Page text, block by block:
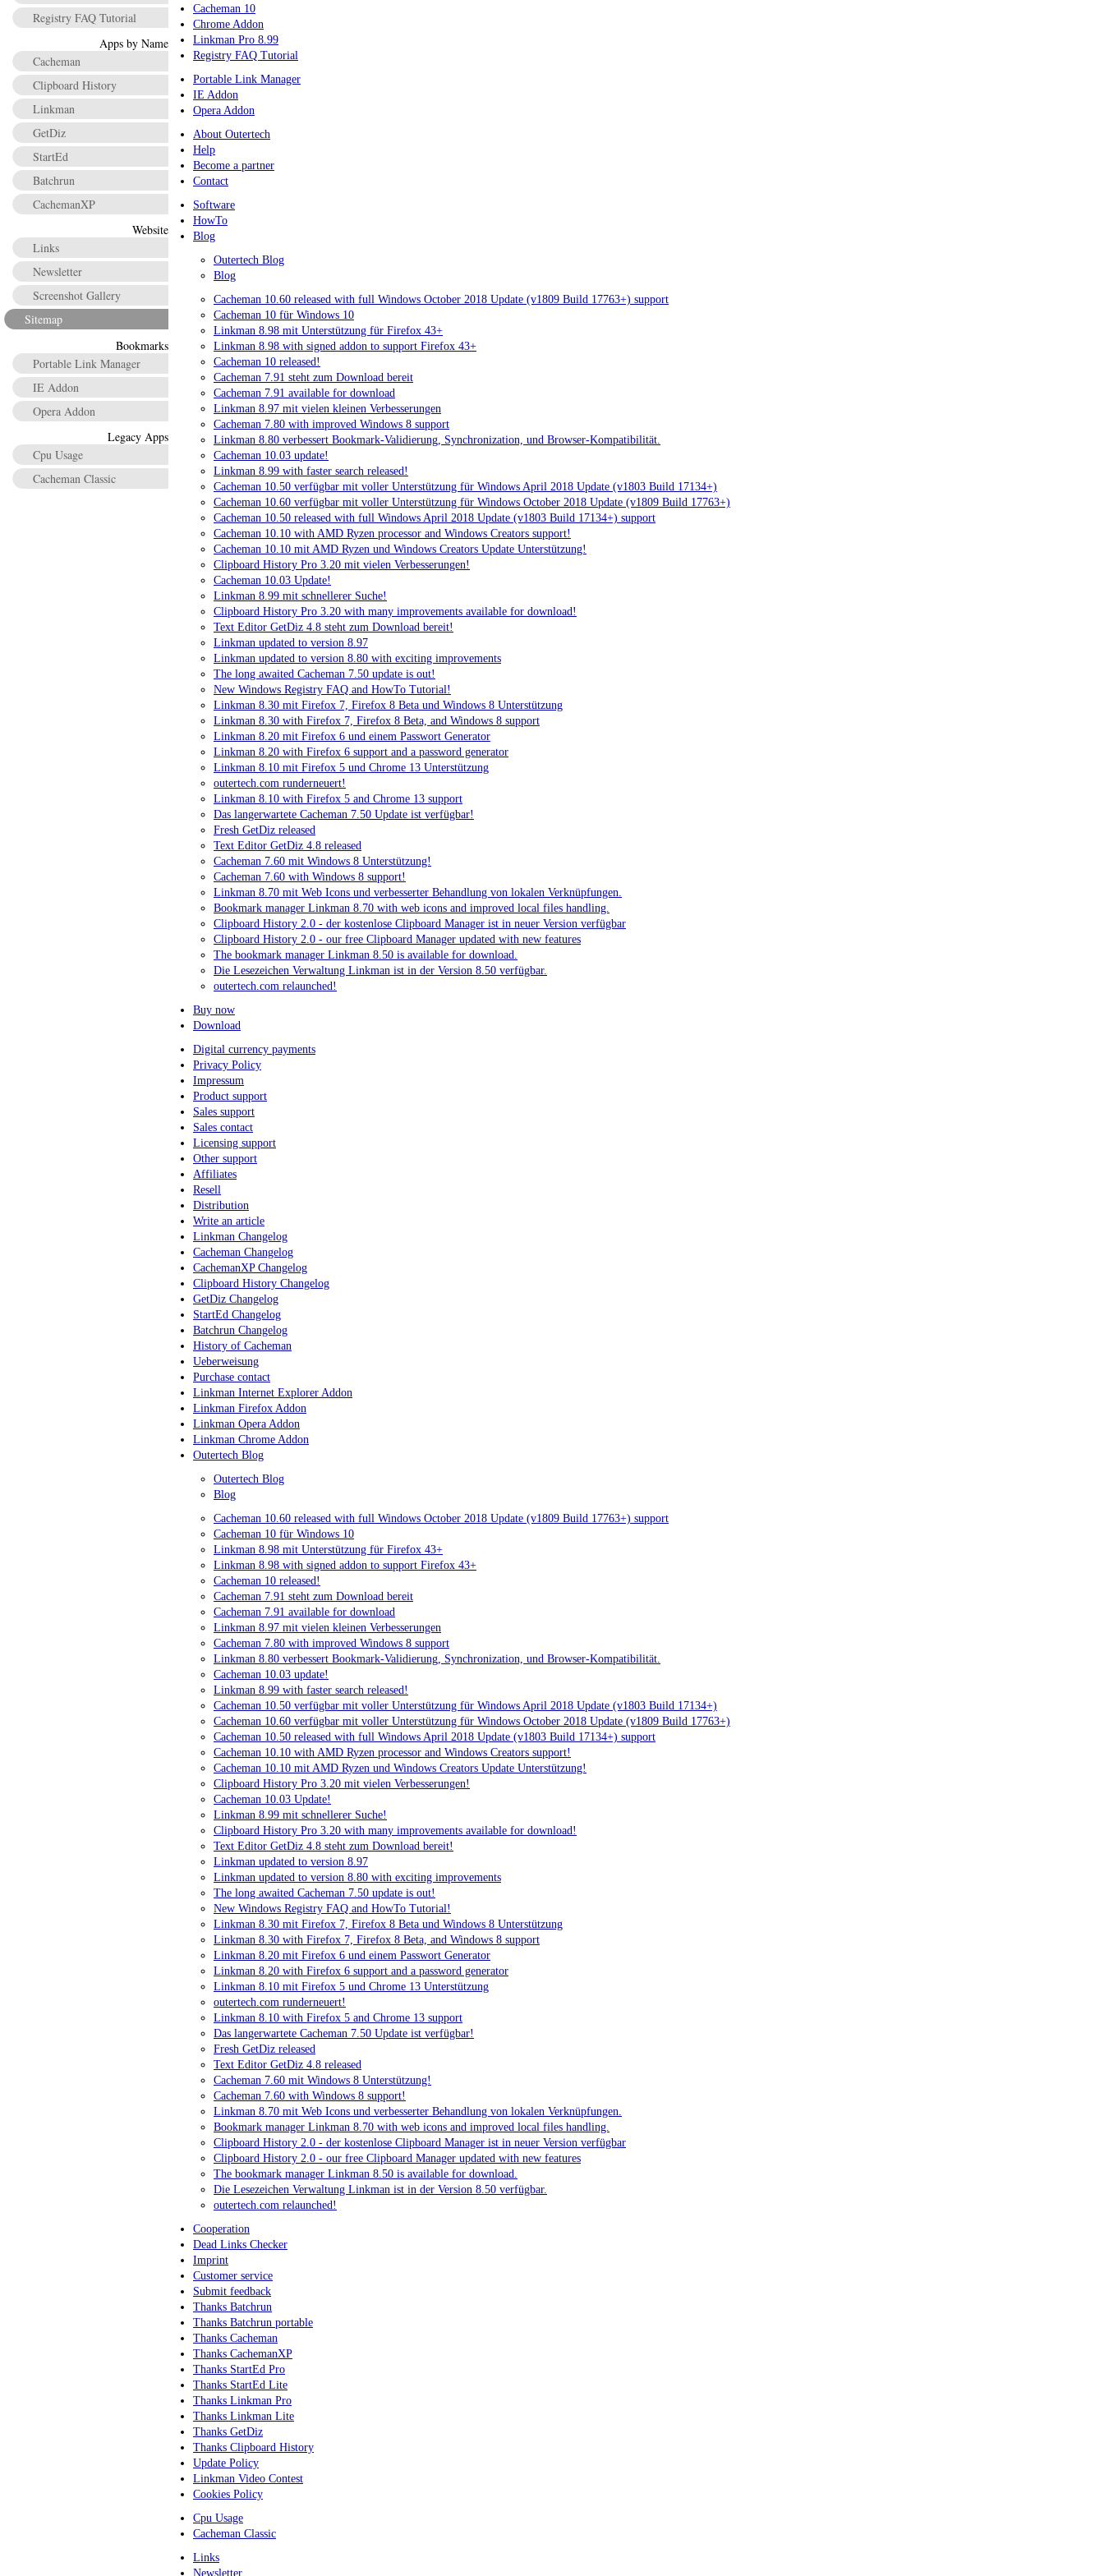
Cacheman 10
Chrome Addon
Linkman Pro 8.99
Registry FAQ Tutorial
Portable Link Manager
IE Addon
Opera Addon
About Outertech
Help
Become a partner
Contact
Software
HowTo
Blog
Outertech Blog
Blog
Cacheman 10.60 released with full Windows October 2018 Update (v1809 Build 17763+) support
Cacheman 10 für Windows 10
Linkman 8.98 mit Unterstützung für Firefox 43+
Linkman 8.98 with signed addon to support Firefox 43+
Cacheman 10 released!
Cacheman 7.91 steht zum Download bereit
Cacheman 7.91 available for download
Linkman 8.97 mit vielen kleinen Verbesserungen
Cacheman 7.80 with improved Windows 8 support
Linkman 8.80 verbessert Bookmark-Validierung, Synchronization, und Browser-Kompatibilität.
Cacheman 10.03 update!
Linkman 8.99 with faster search released!
Cacheman 10.50 verfügbar mit voller Unterstützung für Windows April 2018 Update (v1803 Build 17134+)
Cacheman 10.60 verfügbar mit voller Unterstützung für Windows October 2018 Update (v1809 Build 17763+)
Cacheman 10.50 released with full Windows April 2018 Update (v1803 Build 17134+) support
Cacheman 10.10 with AMD Ryzen processor and Windows Creators support!
Cacheman 10.10 mit AMD Ryzen und Windows Creators Update Unterstützung!
Clipboard History Pro 3.20 mit vielen Verbesserungen!
Cacheman 10.03 Update!
Linkman 8.99 mit schnellerer Suche!
Clipboard History Pro 3.20 with many improvements available for download!
Text Editor GetDiz 4.8 steht zum Download bereit!
Linkman updated to version 8.97
Linkman updated to version 8.80 with exciting improvements
The long awaited Cacheman 7.50 update is out!
New Windows Registry FAQ and HowTo Tutorial!
Linkman 8.30 mit Firefox 7, Firefox 8 Beta und Windows 8 Unterstützung
Linkman 8.30 with Firefox 7, Firefox 8 Beta, and Windows 8 support
Linkman 8.20 mit Firefox 6 und einem Passwort Generator
Linkman 8.20 with Firefox 6 support and a password generator
Linkman 8.10 mit Firefox 5 und Chrome 13 Unterstützung
outertech.com runderneuert!
Linkman 8.10 with Firefox 5 and Chrome 13 support
Das langerwartete Cacheman 7.50 Update ist verfügbar!
Fresh GetDiz released
Text Editor GetDiz 4.8 released
Cacheman 7.60 mit Windows 8 Unterstützung!
Cacheman 7.60 with Windows 8 support!
Linkman 8.70 mit Web Icons und verbesserter Behandlung von lokalen Verknüpfungen.
Bookmark manager Linkman 8.70 with web icons and improved local files handling.
Clipboard History 2.0 - der kostenlose Clipboard Manager ist in neuer Version verfügbar
Clipboard History 2.0 - our free Clipboard Manager updated with new features
The bookmark manager Linkman 8.50 is available for download.
Die Lesezeichen Verwaltung Linkman ist in der Version 8.50 verfügbar.
outertech.com relaunched!
Buy now
Download
Digital currency payments
Privacy Policy
Impressum
Product support
Sales support
Sales contact
Licensing support
Other support
Affiliates
Resell
Distribution
Write an article
Linkman Changelog
Cacheman Changelog
CachemanXP Changelog
Clipboard History Changelog
GetDiz Changelog
StartEd Changelog
Batchrun Changelog
History of Cacheman
Ueberweisung
Purchase contact
Linkman Internet Explorer Addon
Linkman Firefox Addon
Linkman Opera Addon
Linkman Chrome Addon
Outertech Blog
Outertech Blog
Blog
Cacheman 10.60 released with full Windows October 2018 Update (v1809 Build 17763+) support
Cacheman 10 für Windows 10
Linkman 8.98 mit Unterstützung für Firefox 43+
Linkman 8.98 with signed addon to support Firefox 43+
Cacheman 10 released!
Cacheman 7.91 steht zum Download bereit
Cacheman 7.91 available for download
Linkman 8.97 mit vielen kleinen Verbesserungen
Cacheman 7.80 with improved Windows 8 support
Linkman 8.80 verbessert Bookmark-Validierung, Synchronization, und Browser-Kompatibilität.
Cacheman 10.03 update!
Linkman 8.99 with faster search released!
Cacheman 10.50 verfügbar mit voller Unterstützung für Windows April 2018 Update (v1803 Build 17134+)
Cacheman 10.60 verfügbar mit voller Unterstützung für Windows October 2018 Update (v1809 Build 17763+)
Cacheman 10.50 released with full Windows April 2018 Update (v1803 Build 17134+) support
Cacheman 10.10 with AMD Ryzen processor and Windows Creators support!
Cacheman 10.10 mit AMD Ryzen und Windows Creators Update Unterstützung!
Clipboard History Pro 3.20 mit vielen Verbesserungen!
Cacheman 10.03 Update!
Linkman 8.99 mit schnellerer Suche!
Clipboard History Pro 3.20 with many improvements available for download!
Text Editor GetDiz 4.8 steht zum Download bereit!
Linkman updated to version 8.97
Linkman updated to version 8.80 with exciting improvements
The long awaited Cacheman 7.50 update is out!
New Windows Registry FAQ and HowTo Tutorial!
Linkman 8.30 mit Firefox 7, Firefox 8 Beta und Windows 8 Unterstützung
Linkman 8.30 with Firefox 7, Firefox 8 Beta, and Windows 8 support
Linkman 8.20 mit Firefox 6 und einem Passwort Generator
Linkman 8.20 with Firefox 6 support and a password generator
Linkman 8.10 mit Firefox 5 und Chrome 13 Unterstützung
outertech.com runderneuert!
Linkman 8.10 with Firefox 5 and Chrome 13 support
Das langerwartete Cacheman 7.50 Update ist verfügbar!
Fresh GetDiz released
Text Editor GetDiz 4.8 released
Cacheman 7.60 mit Windows 8 Unterstützung!
Cacheman 7.60 with Windows 8 support!
Linkman 8.70 mit Web Icons und verbesserter Behandlung von lokalen Verknüpfungen.
Bookmark manager Linkman 8.70 with web icons and improved local files handling.
Clipboard History 2.0 - der kostenlose Clipboard Manager ist in neuer Version verfügbar
Clipboard History 2.0 - our free Clipboard Manager updated with new features
The bookmark manager Linkman 8.50 is available for download.
Die Lesezeichen Verwaltung Linkman ist in der Version 8.50 verfügbar.
outertech.com relaunched!
Cooperation
Dead Links Checker
Imprint
Customer service
Submit feedback
Thanks Batchrun
Thanks Batchrun portable
Thanks Cacheman
Thanks CachemanXP
Thanks StartEd Pro
Thanks StartEd Lite
Thanks Linkman Pro
Thanks Linkman Lite
Thanks GetDiz
Thanks Clipboard History
Update Policy
Linkman Video Contest
Cookies Policy
Cpu Usage
Cacheman Classic
Links
Newsletter
Registry FAQ Tutorial
Apps by Name
Cacheman
Clipboard History
Linkman
GetDiz
StartEd
Batchrun
CachemanXP
Website
Links
Newsletter
Screenshot Gallery
Sitemap
Bookmarks
Portable Link Manager
IE Addon
Opera Addon
Legacy Apps
Cpu Usage
Cacheman Classic